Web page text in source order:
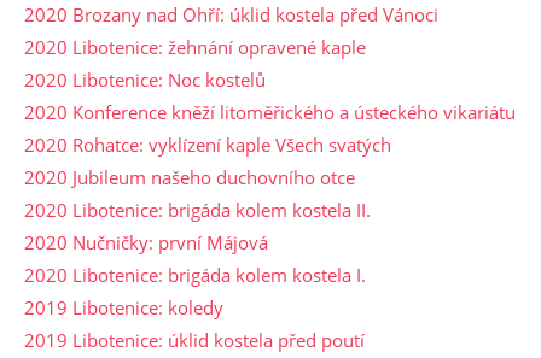
2020 Brozany nad Ohří: úklid kostela před Vánoci
2020 Libotenice: žehnání opravené kaple
2020 Libotenice: Noc kostelů
2020 Konference kněží litoměřického a ústeckého vikariátu
2020 Rohatce: vyklízení kaple Všech svatých
2020 Jubileum našeho duchovního otce
2020 Libotenice: brigáda kolem kostela II.
2020 Nučničky: první Májová
2020 Libotenice: brigáda kolem kostela I.
2019 Libotenice: koledy
2019 Libotenice: úklid kostela před poutí